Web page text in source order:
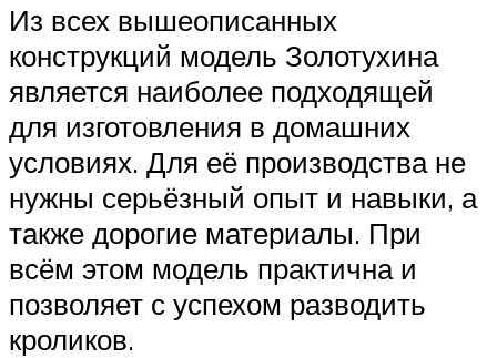
Из всех вышеописанных
конструкций модель Золотухина
является наиболее подходящей
для изготовления в домашних
условиях. Для её производства не
нужны серьёзный опыт и навыки, а
также дорогие материалы. При
всём этом модель практична и
позволяет с успехом разводить
кроликов.